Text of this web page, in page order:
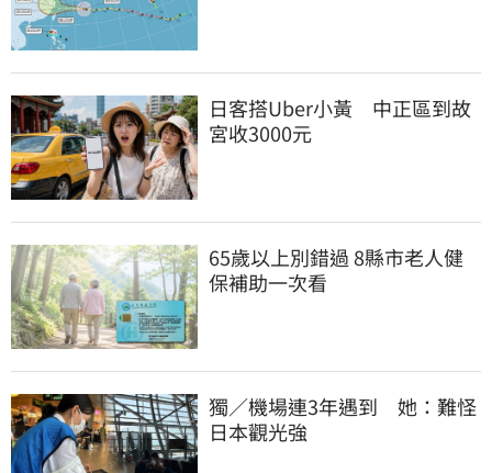
日客搭Uber小黃　中正區到故
宮收3000元
65歲以上別錯過 8縣市老人健
保補助一次看
獨／機場連3年遇到　她：難怪
日本觀光強